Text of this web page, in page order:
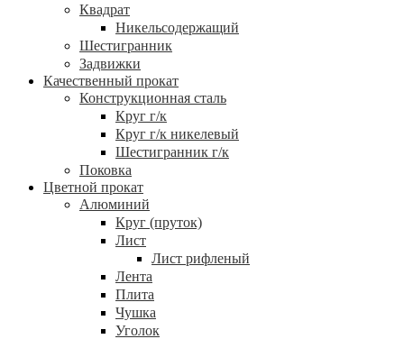
Квадрат
Никельсодержащий
Шестигранник
Задвижки
Качественный прокат
Конструкционная сталь
Круг г/к
Круг г/к никелевый
Шестигранник г/к
Поковка
Цветной прокат
Алюминий
Круг (пруток)
Лист
Лист рифленый
Лента
Плита
Чушка
Уголок